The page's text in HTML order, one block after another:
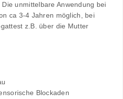
unmittelbare Anwendung bei
ca 3-4 Jahren möglich, bei
z.B. über die Mutter
Blockaden